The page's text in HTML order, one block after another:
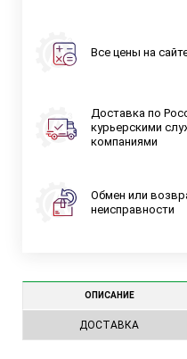
Все цены на
Доставка по
курьерскими
компаниями
Обмен или
неисправности
ОПИСАНИЕ
ДОСТАВКА